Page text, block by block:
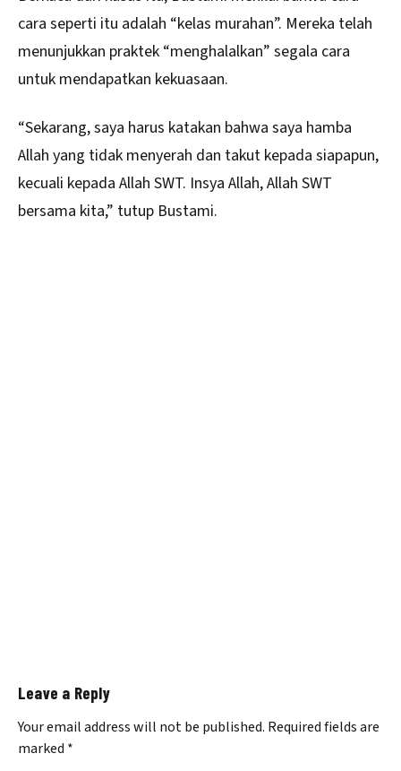
cara seperti itu adalah “kelas murahan”. Mereka telah
menunjukkan praktek “menghalalkan” segala cara
untuk mendapatkan kekuasaan.
“Sekarang, saya harus katakan bahwa saya hamba
Allah yang tidak menyerah dan takut kepada siapapun,
kecuali kepada Allah SWT. Insya Allah, Allah SWT
bersama kita,” tutup Bustami.
Leave a Reply
Your email address will not be published. Required fields are
marked *